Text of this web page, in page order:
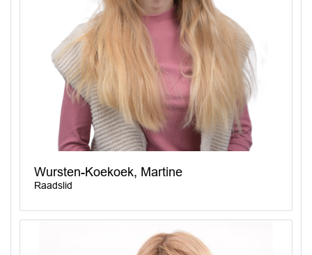
Wursten-Koekoek, Martine
Raadslid